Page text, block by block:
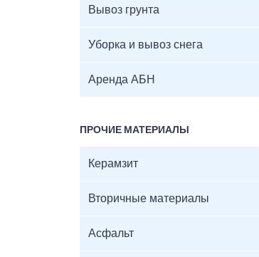
Вывоз грунта
Уборка и вывоз снега
Аренда АБН
ПРОЧИЕ МАТЕРИАЛЫ
Керамзит
Вторичные материалы
Асфальт